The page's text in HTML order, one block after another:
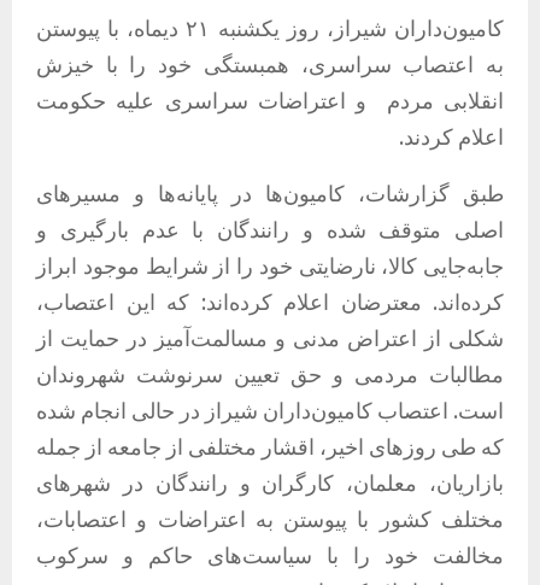
کامیون‌داران شیراز، روز یکشنبه ۲۱ دیماه، با پیوستن
به اعتصاب سراسری، همبستگی خود را با خیزش
انقلابی مردم
و اعتراضات سراسری علیه حکومت
اعلام کردند.
طبق گزارشات، کامیون‌ها در پایانه‌ها و مسیرهای
اصلی متوقف شده و رانندگان با عدم بارگیری و
جابه‌جایی کالا، نارضایتی خود را از شرایط موجود ابراز
کرده‌اند. معترضان اعلام کرده‌اند: که این اعتصاب،
شکلی از اعتراض مدنی و مسالمت‌آمیز در حمایت از
مطالبات مردمی و حق تعیین سرنوشت شهروندان
است. اعتصاب کامیون‌داران شیراز در حالی انجام شده
که طی روزهای اخیر، اقشار مختلفی از جامعه از جمله
بازاریان، معلمان، کارگران و رانندگان در شهرهای
مختلف کشور با پیوستن به اعتراضات و اعتصابات،
مخالفت خود را با سیاست‌های حاکم و سرکوب